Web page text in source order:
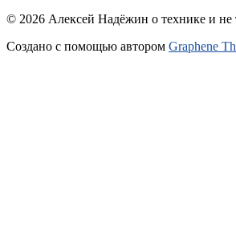
© 2026 Алексей Надёжин о технике и не
Создано с помощью автором Graphene